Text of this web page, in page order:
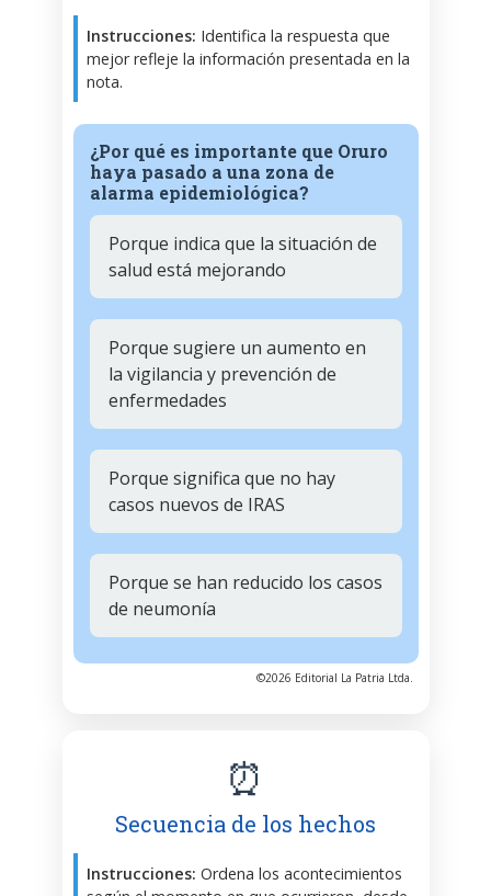
Instrucciones: Identifica la respuesta que
mejor refleje la información presentada en la
nota.
¿Por qué es importante que Oruro
haya pasado a una zona de
alarma epidemiológica?
Porque indica que la situación de
salud está mejorando
Porque sugiere un aumento en
la vigilancia y prevención de
enfermedades
Porque significa que no hay
casos nuevos de IRAS
Porque se han reducido los casos
de neumonía
©2026 Editorial La Patria Ltda.
⏰
Secuencia de los hechos
Instrucciones: Ordena los acontecimientos